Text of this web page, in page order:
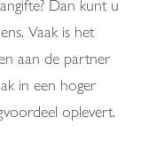
Vaak is het
aan de partner
in een hoger
oplevert.